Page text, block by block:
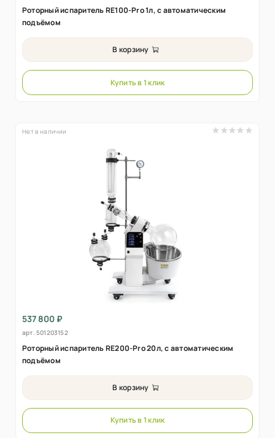
Роторный испаритель RE100-Pro 1л, с автоматическим
подъёмом
В корзину
Купить в 1 клик
Нет в наличии
537 800 ₽
арт. 501203152
Роторный испаритель RE200-Pro 20л, с автоматическим
подъёмом
В корзину
Купить в 1 клик